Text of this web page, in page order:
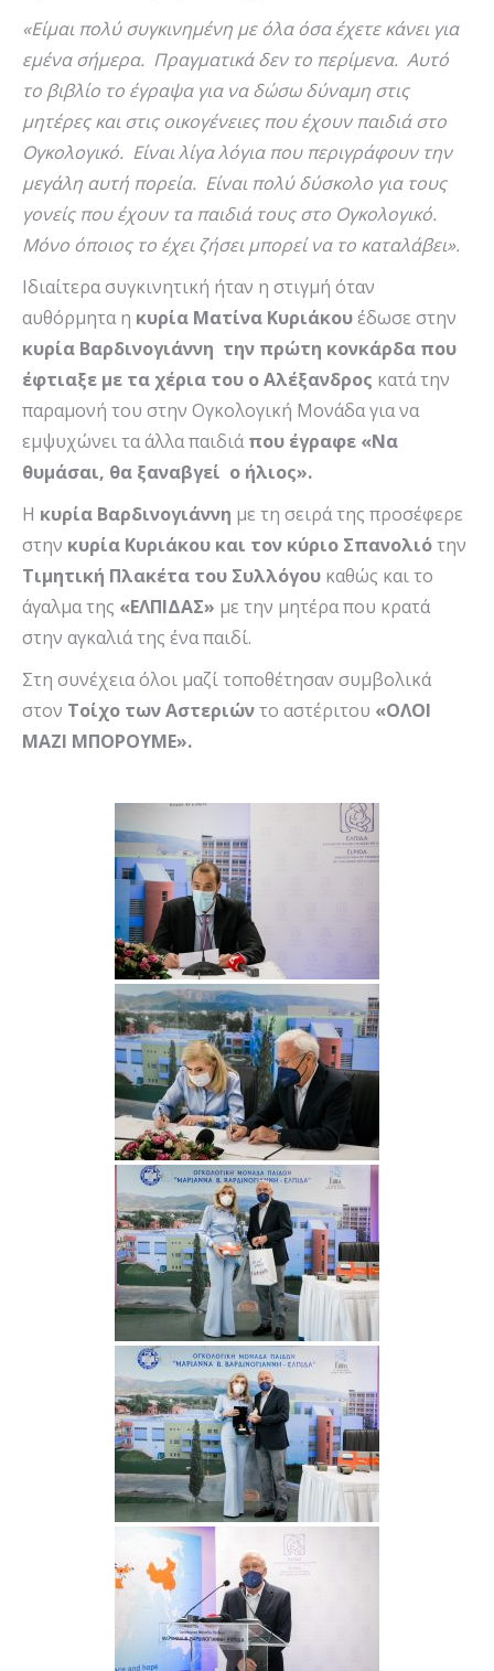
«Είμαι πολύ συγκινημένη με όλα όσα έχετε κάνει για
εμένα σήμερα. Πραγματικά δεν το περίμενα. Αυτό
το βιβλίο το έγραψα για να δώσω δύναμη στις
μητέρες και στις οικογένειες που έχουν παιδιά στο
Ογκολογικό. Είναι λίγα λόγια που περιγράφουν την
μεγάλη αυτή πορεία. Είναι πολύ δύσκολο για τους
γονείς που έχουν τα παιδιά τους στο Ογκολογικό.
Μόνο όποιος το έχει ζήσει μπορεί να το καταλάβει».
Ιδιαίτερα συγκινητική ήταν η στιγμή όταν
αυθόρμητα η κυρία Ματίνα Κυριάκουέδωσε στην
κυρία Βαρδινογιάννη την πρώτη κονκάρδα που
έφτιαξε με τα χέρια του ο Αλέξανδρος κατά την
παραμονή του στην Ογκολογική Μονάδα για να
εμψυχώνει τα άλλα παιδιάπου έγραφε «Να
θυμάσαι, θα ξαναβγεί ο ήλιος».
Η κυρία Βαρδινογιάννη με τη σειρά της προσέφερε
στην κυρία Κυριάκου και τον κύριο Σπανολιότην
Τιμητική Πλακέτα του Συλλόγου καθώς και το
άγαλμα της «ΕΛΠΙΔΑΣ» με την μητέρα που κρατά
στην αγκαλιά της ένα παιδί.
Στη συνέχεια όλοι μαζί τοποθέτησαν συμβολικά
στον Τοίχο των Αστεριώντο αστέριτου «ΟΛΟΙ
ΜΑΖΙ ΜΠΟΡΟΥΜΕ».